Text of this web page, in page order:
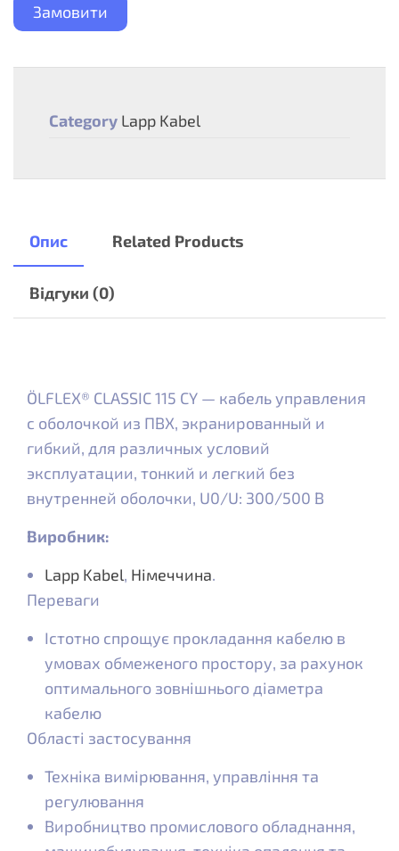
Замовити
Category Lapp Kabel
Опис Related Products
Відгуки (0)
ÖLFLEX® CLASSIC 115 CY — кабель управления
с оболочкой из ПВХ, экранированный и
гибкий, для различных условий
эксплуатации, тонкий и легкий без
внутренней оболочки, U0/U: 300/500 В
Виробник:
Lapp Kabel, Німеччина.
Переваги
Істотно спрощує прокладання кабелю в
умовах обмеженого простору, за рахунок
оптимального зовнішнього діаметра
кабелю
Області застосування
Техніка вимірювання, управління та
регулювання
Виробництво промислового обладнання,